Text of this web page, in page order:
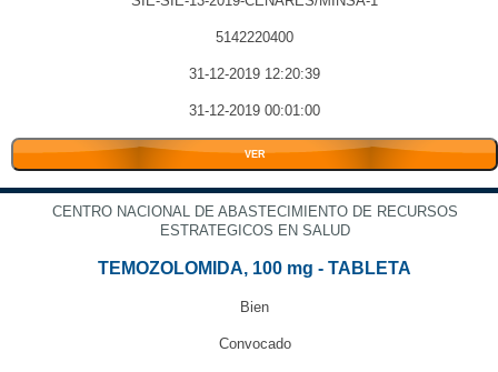
5142220400
31-12-2019 12:20:39
31-12-2019 00:01:00
VER
CENTRO NACIONAL DE ABASTECIMIENTO DE RECURSOS
ESTRATEGICOS EN SALUD
TEMOZOLOMIDA, 100 mg - TABLETA
Bien
Convocado